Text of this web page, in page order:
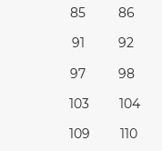
85
86
91
92
97
98
103
104
109
110